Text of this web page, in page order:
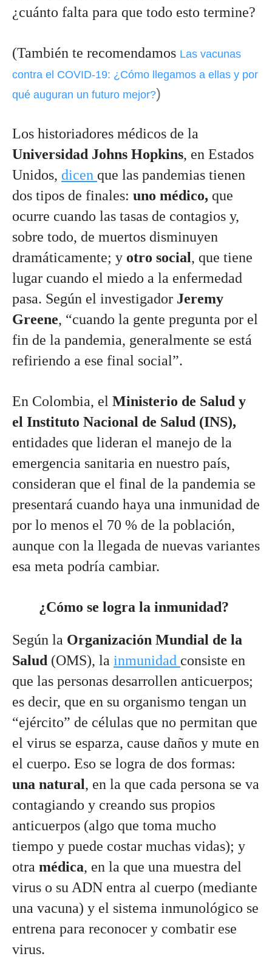
¿cuánto falta para que todo esto termine?
(También te recomendamos Las vacunas
contra el COVID-19: ¿Cómo llegamos a ellas y por
qué auguran un futuro mejor?)
Universidad Johns Hopkins, en Estados
Unidos, dicen que las pandemias tienen
dos tipos de finales: uno médico, que
ocurre cuando las tasas de contagios y,
sobre todo, de muertos disminuyen
dramáticamente; y otro social, que tiene
lugar cuando el miedo a la enfermedad
pasa. Según el investigador Jeremy
Greene, “cuando la gente pregunta por el
fin de la pandemia, generalmente se está
refiriendo a ese final social”.
En Colombia, el Ministerio de Salud y
el Instituto Nacional de Salud (INS),
entidades que lideran el manejo de la
emergencia sanitaria en nuestro país,
consideran que el final de la pandemia se
presentará cuando haya una inmunidad de
por lo menos el 70 % de la población,
aunque con la llegada de nuevas variantes
esa meta podría cambiar.
¿Cómo se logra la inmunidad?
Según la Organización Mundial de la
Salud (OMS), la inmunidad consiste en
que las personas desarrollen anticuerpos;
es decir, que en su organismo tengan un
“ejército” de células que no permitan que
el virus se esparza, cause daños y mute en
el cuerpo. Eso se logra de dos formas:
una natural, en la que cada persona se va
contagiando y creando sus propios
anticuerpos (algo que toma mucho
tiempo y puede costar muchas vidas); y
otra médica, en la que una muestra del
virus o su ADN entra al cuerpo (mediante
una vacuna) y el sistema inmunológico se
entrena para reconocer y combatir ese
virus.